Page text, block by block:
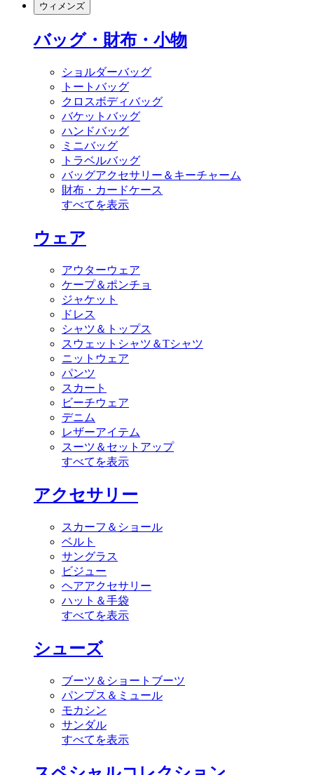
ウィメンズ
バッグ・財布・小物
ショルダーバッグ
トートバッグ
クロスボディバッグ
バケットバッグ
ハンドバッグ
ミニバッグ
トラベルバッグ
バッグアクセサリー＆キーチャーム
財布・カードケース
すべてを表示
ウェア
アウターウェア
ケープ＆ポンチョ
ジャケット
ドレス
シャツ＆トップス
スウェットシャツ＆Tシャツ
ニットウェア
パンツ
スカート
ビーチウェア
デニム
レザーアイテム
スーツ＆セットアップ
すべてを表示
アクセサリー
スカーフ＆ショール
ベルト
サングラス
ビジュー
ヘアアクセサリー
ハット＆手袋
すべてを表示
シューズ
ブーツ＆ショートブーツ
パンプス＆ミュール
モカシン
サンダル
すべてを表示